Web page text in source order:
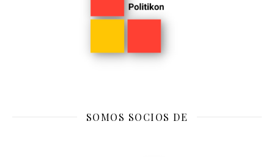
SOMOS SOCIOS DE